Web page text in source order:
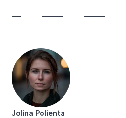
Jolina Polienta